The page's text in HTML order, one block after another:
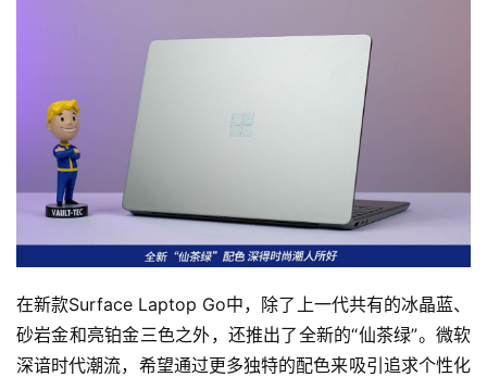
在新款Surface Laptop Go中，除了上一代共有的冰晶蓝、
砂岩金和亮铂金三色之外，还推出了全新的“仙茶绿”。微软
深谙时代潮流，希望通过更多独特的配色来吸引追求个性化